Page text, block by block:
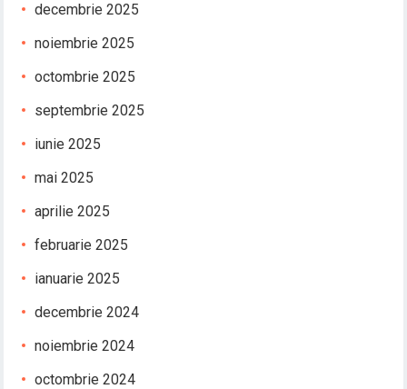
decembrie 2025
noiembrie 2025
octombrie 2025
septembrie 2025
iunie 2025
mai 2025
aprilie 2025
februarie 2025
ianuarie 2025
decembrie 2024
noiembrie 2024
octombrie 2024